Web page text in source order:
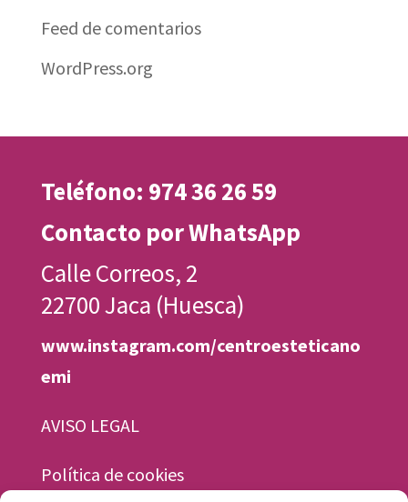
Feed de comentarios
WordPress.org
Teléfono: 974 36 26 59
Contacto por WhatsApp
Calle Correos, 2
22700 Jaca (Huesca)
www.instagram.com/centroesteticano
emi
AVISO LEGAL
Política de cookies